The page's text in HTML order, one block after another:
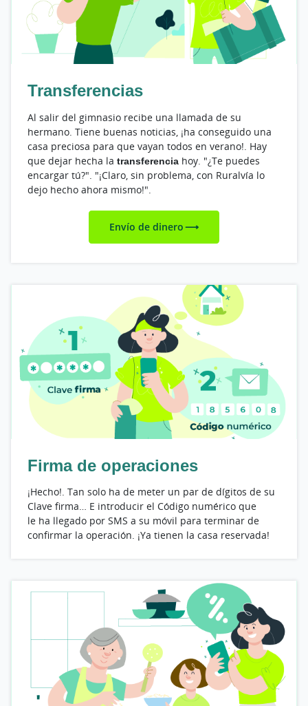
Transferencias
Al salir del gimnasio recibe una llamada de su
hermano. Tiene buenas noticias, ¡ha conseguido una
casa preciosa para que vayan todos en verano!. Hay
que dejar hecha la transferencia hoy. "¿Te puedes
encargar tú?". "¡Claro, sin problema, con Ruralvía lo
dejo hecho ahora mismo!".
Envío de dinero
Firma de operaciones
¡Hecho!. Tan solo ha de meter un par de dígitos de su
Clave firma… E introducir el Código numérico que
le ha llegado por SMS a su móvil para terminar de
confirmar la operación. ¡Ya tienen la casa reservada!